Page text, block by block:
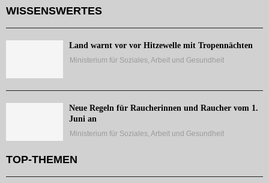
WISSENSWERTES
Land warnt vor vor Hitzewelle mit Tropennächten
Ministerium für Soziales, Arbeit und Gesundheit
Neue Regeln für Raucherinnen und Raucher vom 1.
Juni an
Ministerium für Soziales, Arbeit und Gesundheit
TOP-THEMEN